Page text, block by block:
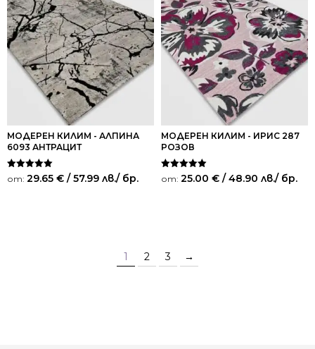
МОДЕРЕН КИЛИМ - АЛПИНА
6093 АНТРАЦИТ
Оценено на
5.00
от: 29.65 € / 57.99 лв./ бр.
МОДЕРЕН КИЛИМ - ИРИС 287
РОЗОВ
Оценено на
5.00
от: 25.00 € / 48.90 лв./ бр.
1 2 3 →